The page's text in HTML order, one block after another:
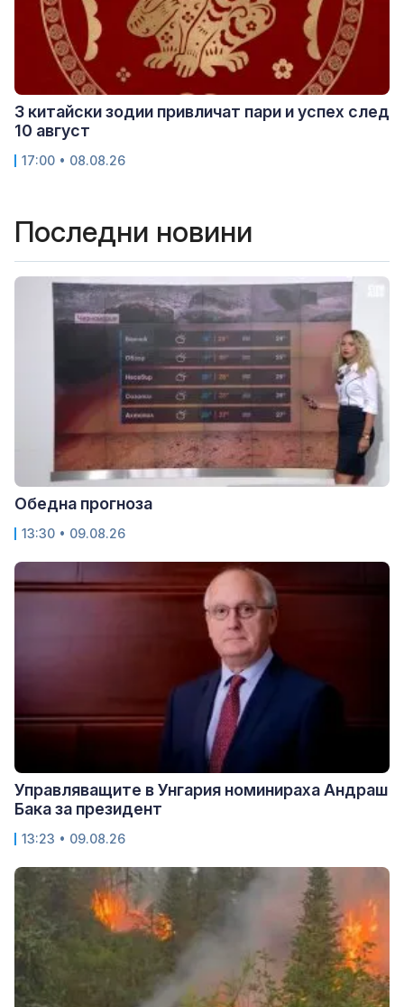
3 китайски зодии привличат пари и успех след
10 август
17:00 • 08.08.26
Последни новини
Обедна прогноза
13:30 • 09.08.26
Управляващите в Унгария номинираха Андраш
Бака за президент
13:23 • 09.08.26